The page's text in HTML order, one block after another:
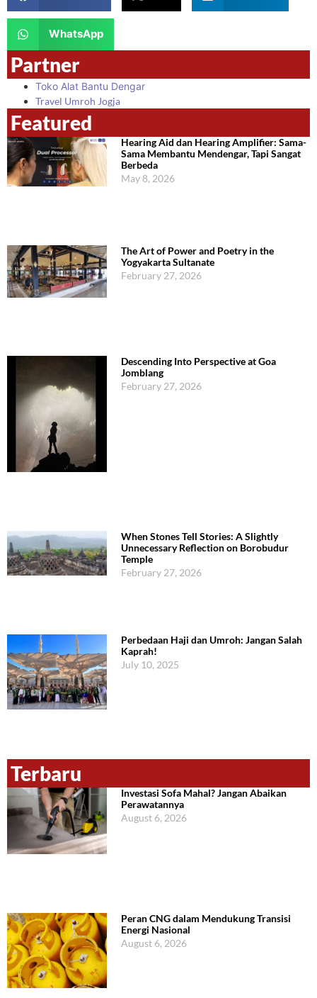
WhatsApp
Partner
Toko Alat Bantu Dengar
Travel Umroh Jogja
Featured
Hearing Aid dan Hearing Amplifier: Sama-
Sama Membantu Mendengar, Tapi Sangat
Berbeda
May 8, 2026
The Art of Power and Poetry in the
Yogyakarta Sultanate
February 27, 2026
Descending Into Perspective at Goa
Jomblang
February 27, 2026
When Stones Tell Stories: A Slightly
Unnecessary Reflection on Borobudur
Temple
February 27, 2026
Perbedaan Haji dan Umroh: Jangan Salah
Kaprah!
July 10, 2025
Terbaru
Investasi Sofa Mahal? Jangan Abaikan
Perawatannya
August 6, 2026
Peran CNG dalam Mendukung Transisi
Energi Nasional
August 6, 2026